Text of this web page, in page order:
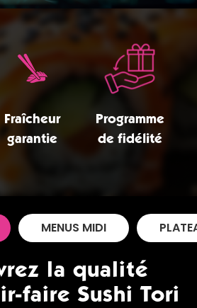
Fraîcheur
garantie
Programme
de fidélité
MENUS MIDI
la qualité
faire Sushi Tori